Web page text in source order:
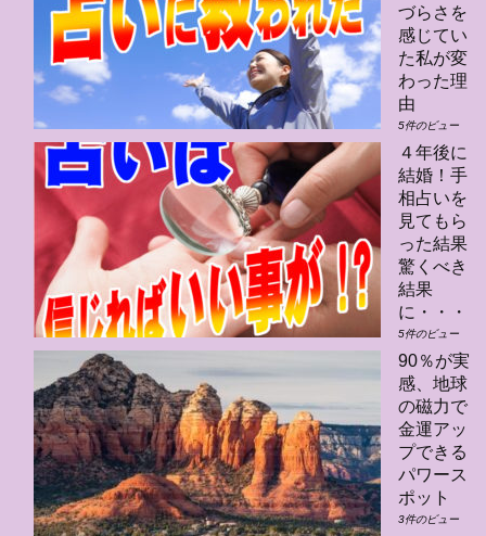
づらさを
感じてい
た私が変
わった理
由
5件のビュー
４年後に
結婚！手
相占いを
見てもら
った結果
驚くべき
結果
に・・・
5件のビュー
90％が実
感、地球
の磁力で
金運アッ
プできる
パワース
ポット
3件のビュー